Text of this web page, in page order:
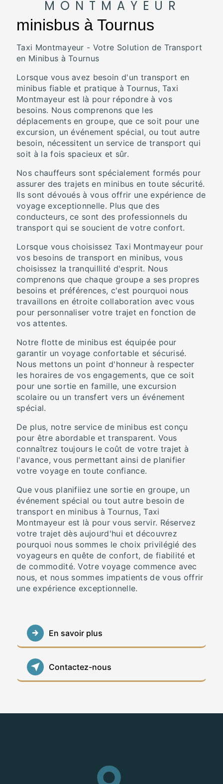
MONTMAYEUR
minisbus à Tournus
Taxi Montmayeur - Votre Solution de Transport
en Minibus à Tournus
Lorsque vous avez besoin d'un transport en
minibus fiable et pratique à Tournus, Taxi
Montmayeur est là pour répondre à vos
besoins. Nous comprenons que les
déplacements en groupe, que ce soit pour une
excursion, un événement spécial, ou tout autre
besoin, nécessitent un service de transport qui
soit à la fois spacieux et sûr.
Nos chauffeurs sont spécialement formés pour
assurer des trajets en minibus en toute sécurité.
Ils sont dévoués à vous offrir une expérience de
voyage exceptionnelle. Plus que des
conducteurs, ce sont des professionnels du
transport qui se soucient de votre confort.
Lorsque vous choisissez Taxi Montmayeur pour
vos besoins de transport en minibus, vous
choisissez la tranquillité d'esprit. Nous
comprenons que chaque groupe a ses propres
besoins et préférences, c'est pourquoi nous
travaillons en étroite collaboration avec vous
pour personnaliser votre trajet en fonction de
vos attentes.
Notre flotte de minibus est équipée pour
garantir un voyage confortable et sécurisé.
Nous mettons un point d'honneur à respecter
les horaires de vos engagements, que ce soit
pour une sortie en famille, une excursion
scolaire ou un transfert vers un événement
spécial.
De plus, notre service de minibus est conçu
pour être abordable et transparent. Vous
connaîtrez toujours le coût de votre trajet à
l'avance, vous permettant ainsi de planifier
votre voyage en toute confiance.
Que vous planifiiez une sortie en groupe, un
événement spécial ou tout autre besoin de
transport en minibus à Tournus, Taxi
Montmayeur est là pour vous servir. Réservez
votre trajet dès aujourd'hui et découvrez
pourquoi nous sommes le choix privilégié des
voyageurs en quête de confort, de fiabilité et
de commodité. Votre voyage commence avec
nous, et nous sommes impatients de vous offrir
une expérience exceptionnelle.
En savoir plus
Contactez-nous